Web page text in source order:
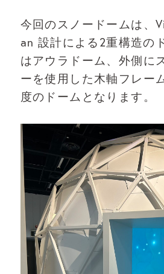
今回のスノードームは、
an 設計による2重構造の
はアウラドーム、外側に
ーを使用した木軸フレー
度のドームとなります。